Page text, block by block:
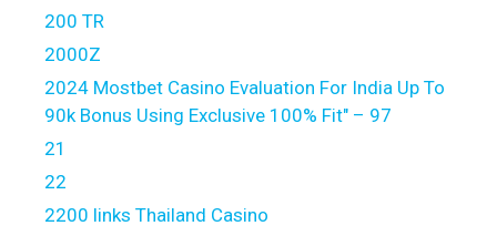
200 TR
2000Z
2024 Mostbet Casino Evaluation For India Up To
90k Bonus Using Exclusive 100% Fit" – 97
21
22
2200 links Thailand Casino